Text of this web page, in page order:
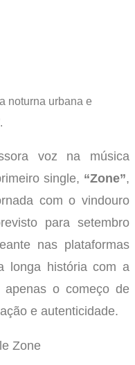
noturna urbana e
voz na música
single, “Zone”,
com o vindouro
para setembro
nas plataformas
longa história com a
apenas o começo de
e autenticidade.
Zone